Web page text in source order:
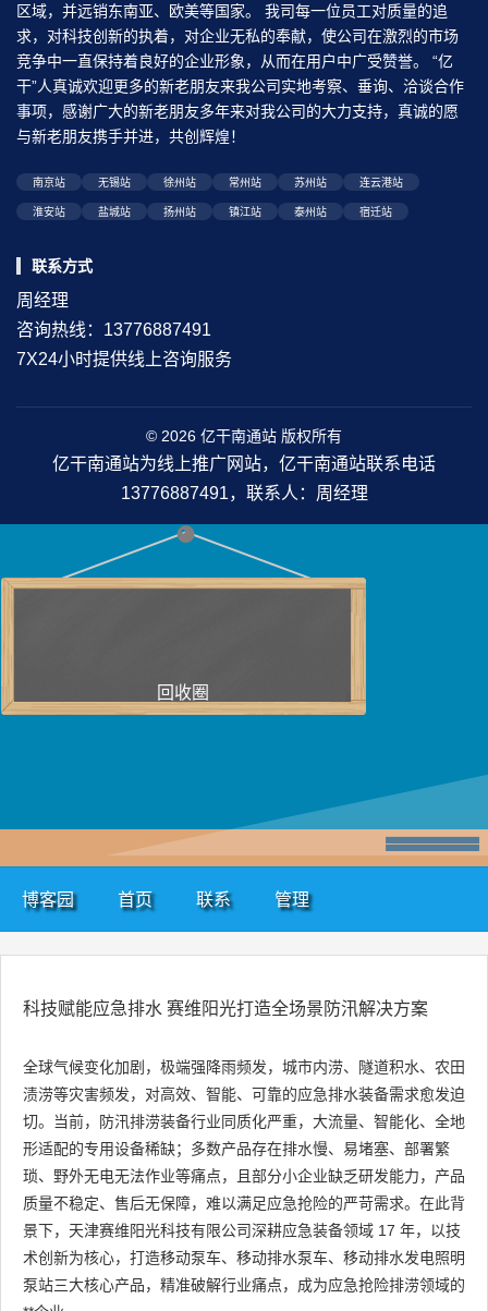
区域，并远销东南亚、欧美等国家。 我司每一位员工对质量的追
求，对科技创新的执着，对企业无私的奉献，使公司在激烈的市场
竞争中一直保持着良好的企业形象，从而在用户中广受赞誉。 “亿
干”人真诚欢迎更多的新老朋友来我公司实地考察、垂询、洽谈合作
事项，感谢广大的新老朋友多年来对我公司的大力支持，真诚的愿
与新老朋友携手并进，共创辉煌！
南京站 无锡站 徐州站 常州站 苏州站 连云港站
淮安站 盐城站 扬州站 镇江站 泰州站 宿迁站
联系方式
周经理
咨询热线：13776887491
7X24小时提供线上咨询服务
© 2026 亿干南通站 版权所有
亿干南通站为线上推广网站，亿干南通站联系电话
13776887491，联系人：周经理
回收圈
博客园 首页 联系 管理
科技赋能应急排水 赛维阳光打造全场景防汛解决方案
全球气候变化加剧，极端强降雨频发，城市内涝、隧道积水、农田
渍涝等灾害频发，对高效、智能、可靠的应急排水装备需求愈发迫
切。当前，防汛排涝装备行业同质化严重，大流量、智能化、全地
形适配的专用设备稀缺；多数产品存在排水慢、易堵塞、部署繁
琐、野外无电无法作业等痛点，且部分小企业缺乏研发能力，产品
质量不稳定、售后无保障，难以满足应急抢险的严苛需求。在此背
景下，天津赛维阳光科技有限公司深耕应急装备领域 17 年，以技
术创新为核心，打造移动泵车、移动排水泵车、移动排水发电照明
泵站三大核心产品，精准破解行业痛点，成为应急抢险排涝领域的